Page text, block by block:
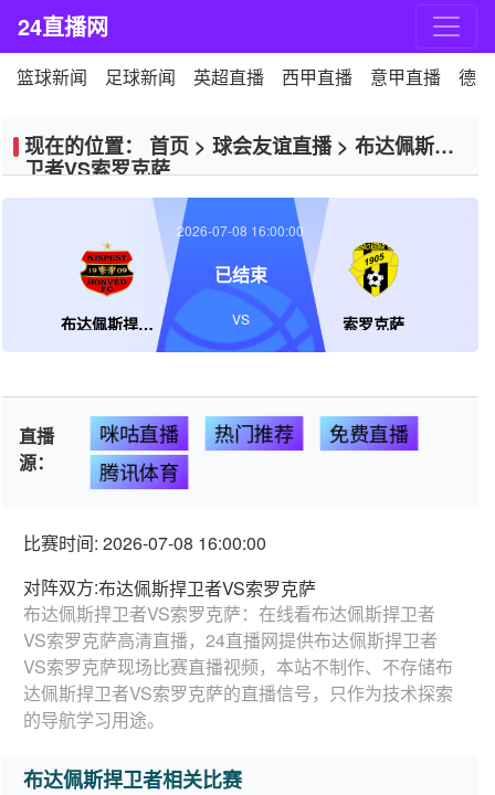
24直播网
篮球新闻 足球新闻 英超直播 西甲直播 意甲直播 德
现在的位置： 首页 > 球会友谊直播> 布达佩斯捍
卫者VS索罗克萨
布达佩斯捍卫者 索罗克萨
2026-07-08 16:00:00
已结束
VS
直播
源：
咪咕直播 热门推荐 免费直播
腾讯体育
比赛时间: 2026-07-08 16:00:00
对阵双方:布达佩斯捍卫者VS索罗克萨
布达佩斯捍卫者VS索罗克萨：在线看布达佩斯捍卫者
VS索罗克萨高清直播，24直播网提供布达佩斯捍卫者
VS索罗克萨现场比赛直播视频，本站不制作、不存储布
达佩斯捍卫者VS索罗克萨的直播信号，只作为技术探索
的导航学习用途。
布达佩斯捍卫者相关比赛